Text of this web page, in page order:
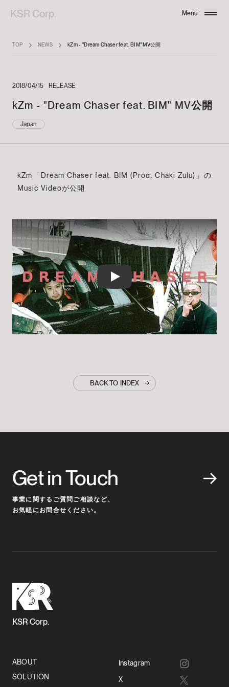
KSR Corp. Menu
TOP NEWS kZm - "Dream Chaser feat. BIM" MV公開
2018/04/15 RELEASE
kZm - "Dream Chaser feat. BIM" MV公開
Japan
kZm「Dream Chaser feat. BIM (Prod. Chaki Zulu)」の
Music Videoが公開
Play
BACK TO INDEX
Get in Touch
事業に関するご質問ご相談など、
お気軽にお問合せください。
KSR Corp.
ABOUT
SOLUTION
Instagram
X